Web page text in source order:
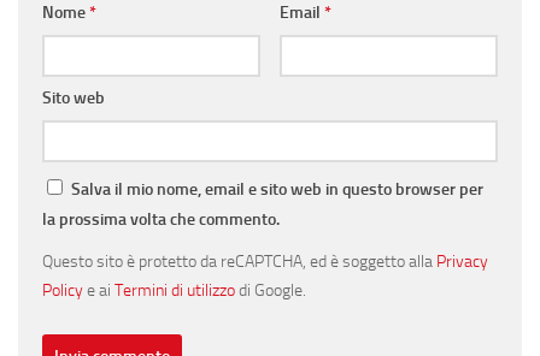
Nome* Email *
Sito web
Salva il mio nome, email e sito web in questo browser per
la prossima volta che commento.
Questo sito è protetto da reCAPTCHA, ed è soggetto alla Privacy
Policye ai Termini di utilizzodi Google.